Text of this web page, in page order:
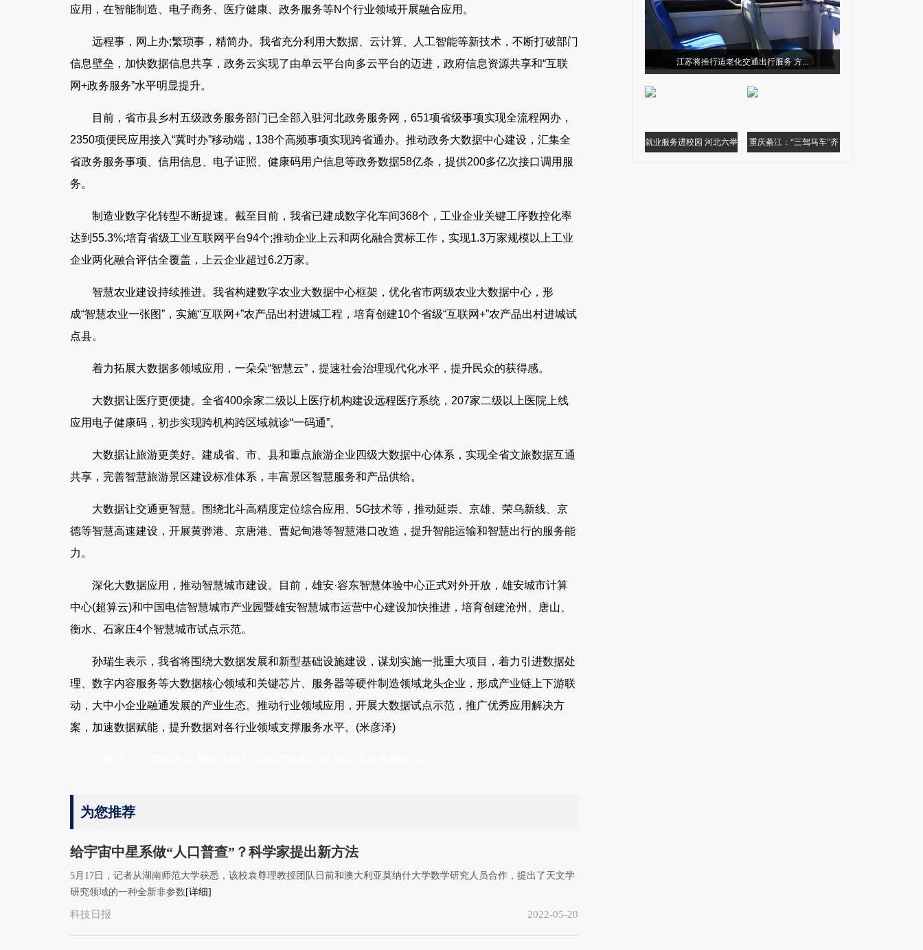
应用，在智能制造、电子商务、医疗健康、政务服务等N个行业领域开展融合应用。
远程事，网上办;繁琐事，精简办。我省充分利用大数据、云计算、人工智能等新技术，不断打破部门
信息壁垒，加快数据信息共享，政务云实现了由单云平台向多云平台的迈进，政府信息资源共享和“互联
网+政务服务”水平明显提升。
目前，省市县乡村五级政务服务部门已全部入驻河北政务服务网，651项省级事项实现全流程网办，
2350项便民应用接入“冀时办”移动端，138个高频事项实现跨省通办。推动政务大数据中心建设，汇集全
省政务服务事项、信用信息、电子证照、健康码用户信息等政务数据58亿条，提供200多亿次接口调用服
务。
制造业数字化转型不断提速。截至目前，我省已建成数字化车间368个，工业企业关键工序数控化率
达到55.3%;培育省级工业互联网平台94个;推动企业上云和两化融合贯标工作，实现1.3万家规模以上工业
企业两化融合评估全覆盖，上云企业超过6.2万家。
智慧农业建设持续推进。我省构建数字农业大数据中心框架，优化省市两级农业大数据中心，形
成“智慧农业一张图”，实施“互联网+”农产品出村进城工程，培育创建10个省级“互联网+”农产品出村进城试
点县。
着力拓展大数据多领域应用，一朵朵“智慧云”，提速社会治理现代化水平，提升民众的获得感。
大数据让医疗更便捷。全省400余家二级以上医疗机构建设远程医疗系统，207家二级以上医院上线
应用电子健康码，初步实现跨机构跨区域就诊“一码通”。
大数据让旅游更美好。建成省、市、县和重点旅游企业四级大数据中心体系，实现全省文旅数据互通
共享，完善智慧旅游景区建设标准体系，丰富景区智慧服务和产品供给。
大数据让交通更智慧。围绕北斗高精度定位综合应用、5G技术等，推动延崇、京雄、荣乌新线、京
德等智慧高速建设，开展黄骅港、京唐港、曹妃甸港等智慧港口改造，提升智能运输和智慧出行的服务能
力。
深化大数据应用，推动智慧城市建设。目前，雄安·容东智慧体验中心正式对外开放，雄安城市计算
中心(超算云)和中国电信智慧城市产业园暨雄安智慧城市运营中心建设加快推进，培育创建沧州、唐山、
衡水、石家庄4个智慧城市试点示范。
孙瑞生表示，我省将围绕大数据发展和新型基础设施建设，谋划实施一批重大项目，着力引进数据处
理、数字内容服务等大数据核心领域和关键芯片、服务器等硬件制造领域龙头企业，形成产业链上下游联
动，大中小企业融通发展的产业生态。推动行业领域应用，开展大数据试点示范，推广优秀应用解决方
案，加速数据赋能，提升数据对各行业领域支撑服务水平。(米彦泽)
为您推荐
给宇宙中星系做“人口普查”？科学家提出新方法
5月17日，记者从湖南师范大学获悉，该校袁尊理教授团队日前和澳大利亚莫纳什大学数学研究人员合作，提出了天文学
研究领域的一种全新非参数 [详细]
科技日报 2022-05-20
江苏将推行适老化交通出行服务 方...
就业服务进校园 河北六举 重庆綦江：“三驾马车”齐